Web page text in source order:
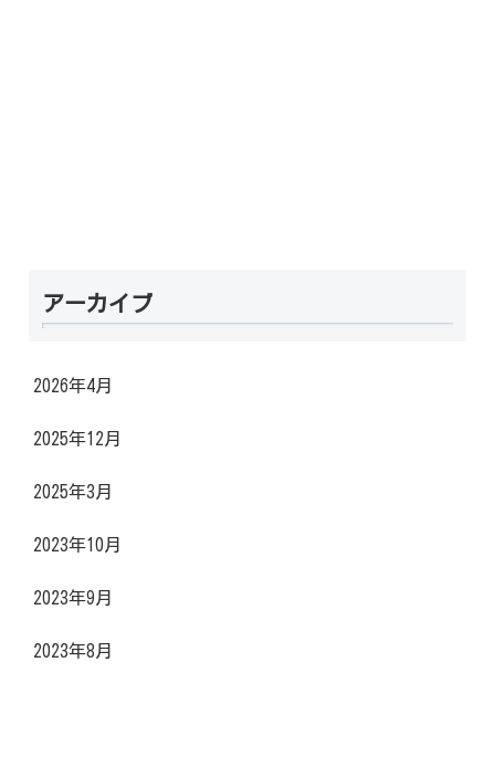
アーカイブ
2026年4月
2025年12月
2025年3月
2023年10月
2023年9月
2023年8月